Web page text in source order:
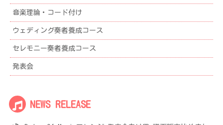
音楽理論・コード付け
ウェディング奏者養成コース
セレモニー奏者養成コース
発表会
NEWS RELEASE